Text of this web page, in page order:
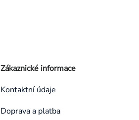
Zákaznické informace
Kontaktní údaje
Doprava a platba